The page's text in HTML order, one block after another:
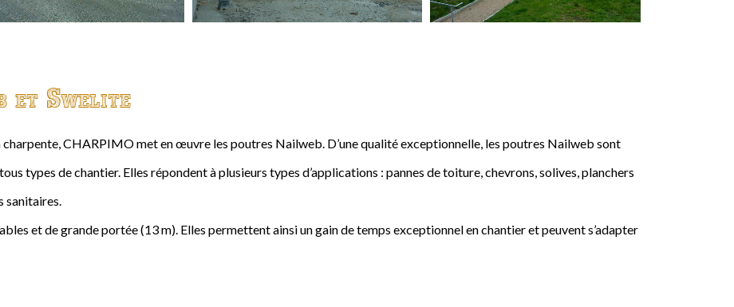
et Swelite
CHARPIMO met en œuvre les poutres Nailweb. D’une qualité exceptionnelle, les poutres Nailweb sont
types de chantier. Elles répondent à plusieurs types d’applications : pannes de toiture, chevrons, solives, planchers
sanitaires.
et de grande portée (13 m). Elles permettent ainsi un gain de temps exceptionnel en chantier et peuvent s’adapter